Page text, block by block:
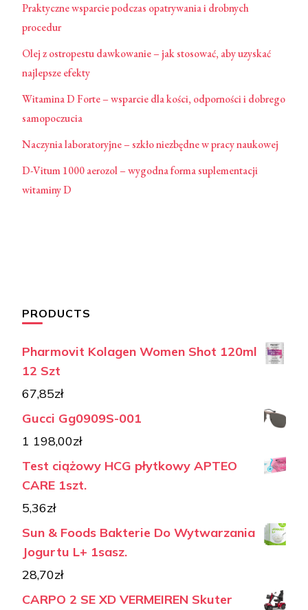
Praktyczne wsparcie podczas opatrywania i drobnych
procedur
Olej z ostropestu dawkowanie – jak stosować, aby uzyskać
najlepsze efekty
Witamina D Forte – wsparcie dla kości, odporności i dobrego
samopoczucia
Naczynia laboratoryjne – szkło niezbędne w pracy naukowej
D-Vitum 1000 aerozol – wygodna forma suplementacji
witaminy D
PRODUCTS
Pharmovit Kolagen Women Shot 120ml
12 Szt
67,85zł
Gucci Gg0909S-001
1 198,00zł
Test ciążowy HCG płytkowy APTEO
CARE 1szt.
5,36zł
Sun & Foods Bakterie Do Wytwarzania
Jogurtu L+ 1sasz.
28,70zł
CARPO 2 SE XD VERMEIREN Skuter